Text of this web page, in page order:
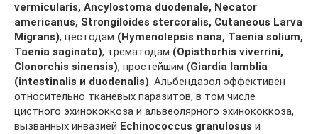
vermicularis, Ancylostoma duodenale, Necator
americanus, Strongiloides stercoralis, Cutaneous Larva
Migrans), цестодам (Hymenolepsis nana, Taenia solium,
Taenia saginata), трематодам (Opisthorhis viverrini,
Clonorchis sinensis), простейшим (Giardia lamblia
(intestinalis и duodenalis). Альбендазол эффективен
относительно тканевых паразитов, в том числе
цистного эхинококкоза и альвеолярного эхинококкоза,
вызванных инвазией Echinococcus granulosus и